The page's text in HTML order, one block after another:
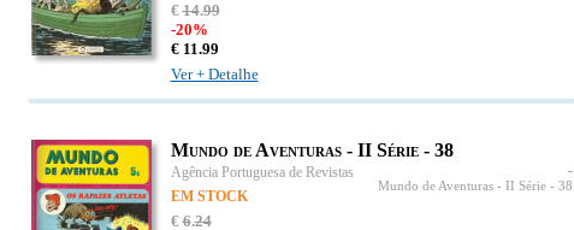
€14.99
-20%
€ 11.99
Ver + Detalhe
Mundo de Aventuras - II Série - 38
Agência Portuguesa de Revistas
EM STOCK
€6.24
-
Mundo de Aventuras - II Série- 38